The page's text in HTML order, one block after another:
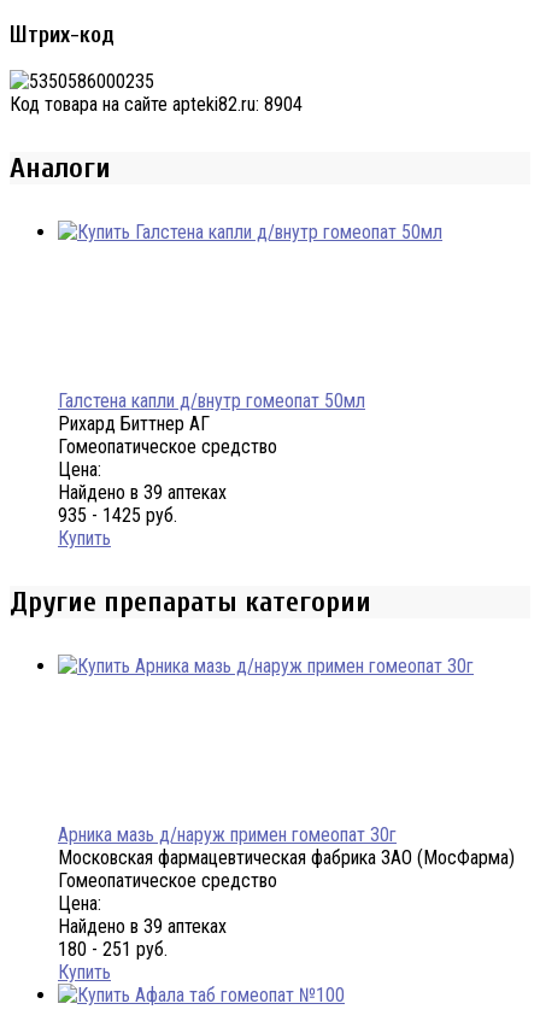
Штрих-код
Код товара на сайте apteki82.ru: 8904
Аналоги
Галстена капли д/внутр гомеопат 50мл
Рихард Биттнер АГ
Гомеопатическое средство
Цена:
Найдено в 39 аптеках
935 - 1425 руб.
Купить
Другие препараты категории
Арника мазь д/наруж примен гомеопат 30г
Московская фармацевтическая фабрика ЗАО (МосФарма)
Гомеопатическое средство
Цена:
Найдено в 39 аптеках
180 - 251 руб.
Купить